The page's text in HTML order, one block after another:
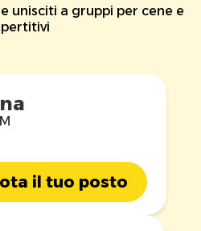
unisciti a gruppi per cene e
il tuo posto